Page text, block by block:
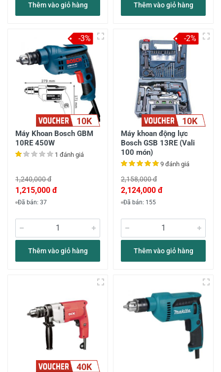
Thêm vào giỏ hàng Thêm vào giỏ hàng
10K
Máy Khoan Bosch GBM
10RE 450W
1 đánh giá
1,240,000 đ
1,215,000 đ
Đã bán: 37
Thêm vào giỏ hàng
-3%
10K
Máy khoan động lực
Bosch GSB 13RE (Vali
100 món)
9 đánh giá
2,158,000 đ
2,124,000 đ
Đã bán: 155
Thêm vào giỏ hàng
-2%
40K